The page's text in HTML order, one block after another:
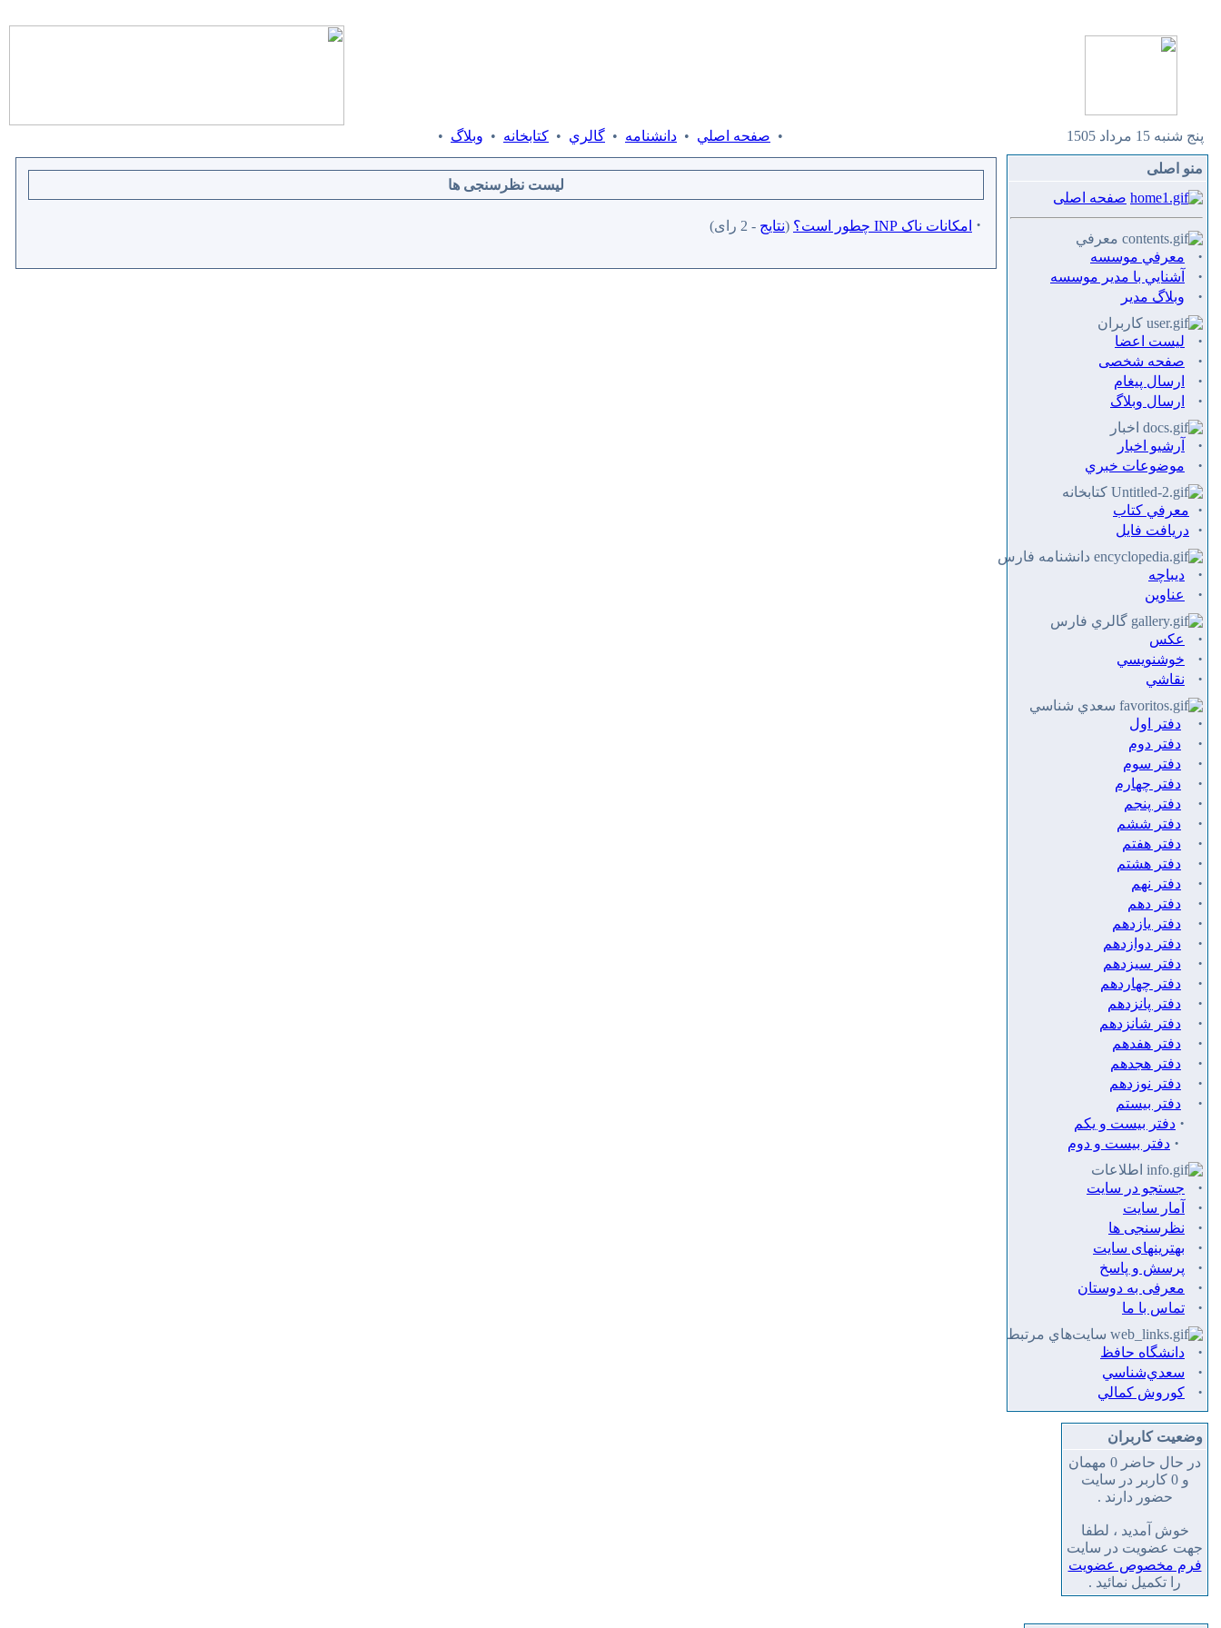
پنج شنبه 15 مرداد 1505 • صفحه اصلي • دانشنامه • گالري • كتابخانه • وبلاگ •
منو اصلی
صفحه اصلی
معرفي
· معرفي موسسه
· آشنايي با مدير موسسه
·
وبلاگ مدير
کاربران
· لیست اعضا
· صفحه شخصی
· ارسال پيغام
·
ارسال وبلاگ
اخبار
· آرشیو اخبار
·
موضوعات خبري
كتابخانه
· معرفي كتاب
· دريافت فايل
دانشنامه فارس
· ديباچه
·
عناوين
گالري فارس
· عكس
· خوشنويسي
·
نقاشي
سعدي شناسي
· دفتر اول
· دفتر دوم
· دفتر سوم
· دفتر چهارم
· دفتر پنجم
· دفتر ششم
· دفتر هفتم
· دفتر هشتم
· دفتر نهم
· دفتر دهم
· دفتر يازدهم
· دفتر دوازدهم
· دفتر سيزدهم
· دفتر چهاردهم
· دفتر پانزدهم
· دفتر شانزدهم
· دفتر هفدهم
· دفتر هجدهم
· دفتر نوزدهم
· دفتر بیستم
· دفتر بیست و یکم
· دفتر بیست و دوم
اطلاعات
· جستجو در سایت
· آمار سایت
· نظرسنجی ها
· بهترینهای سایت
· پرسش و پاسخ
· معرفی به دوستان
·
تماس با ما
سايت‌هاي مرتبط
· دانشگاه حافظ
· سعدي‌شناسي
· كوروش كمالي
وضعیت کاربران
در حال حاضر 0 مهمان
و 0 کاربر در سایت
حضور دارند .
خوش آمدید ، لطفا
جهت عضویت در سایت
فرم مخصوص عضویت
را تکمیل نمائید .
لیست نظرسنجی ها
· امکانات ناک INP چطور است؟ (نتایج - 2 رای)